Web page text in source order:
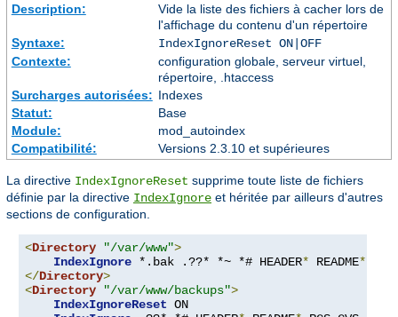
Description:
Vide la liste des fichiers à cacher lors de
l'affichage du contenu d'un répertoire
Syntaxe:
IndexIgnoreReset ON|OFF
Contexte:
configuration globale, serveur virtuel,
répertoire, .htaccess
Surcharges autorisées: Indexes
Statut:
Base
Module:
mod_autoindex
Compatibilité:
Versions 2.3.10 et supérieures
La directive IndexIgnoreReset supprime toute liste de fichiers
définie par la directive IndexIgnore et héritée par ailleurs d'autres
sections de configuration.
<Directory "/var/www">
IndexIgnore *.bak .??* *~ *# HEADER* README*
</Directory>
<Directory "/var/www/backups">
IndexIgnoreReset ON